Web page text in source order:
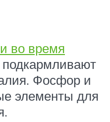
во время
Фосфор и
элементы для